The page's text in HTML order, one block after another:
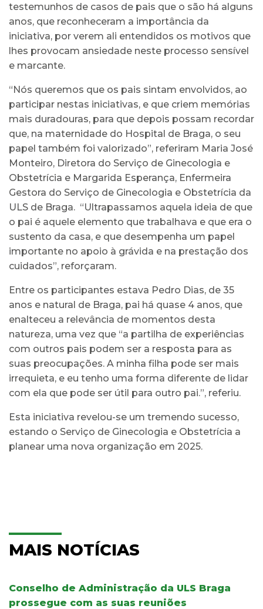
testemunhos de casos de pais que o são há alguns
anos, que reconheceram a importância da
iniciativa, por verem ali entendidos os motivos que
lhes provocam ansiedade neste processo sensível
e marcante.
“Nós queremos que os pais sintam envolvidos, ao
participar nestas iniciativas, e que criem memórias
mais duradouras, para que depois possam recordar
que, na maternidade do Hospital de Braga, o seu
papel também foi valorizado”, referiram Maria José
Monteiro, Diretora do Serviço de Ginecologia e
Obstetrícia e Margarida Esperança, Enfermeira
Gestora do Serviço de Ginecologia e Obstetrícia da
ULS de Braga. “Ultrapassamos aquela ideia de que
o pai é aquele elemento que trabalhava e que era o
sustento da casa, e que desempenha um papel
importante no apoio à grávida e na prestação dos
cuidados”, reforçaram.
Entre os participantes estava Pedro Dias, de 35
anos e natural de Braga, pai há quase 4 anos, que
enalteceu a relevância de momentos desta
natureza, uma vez que “a partilha de experiências
com outros pais podem ser a resposta para as
suas preocupações. A minha filha pode ser mais
irrequieta, e eu tenho uma forma diferente de lidar
com ela que pode ser útil para outro pai.”, referiu.
Esta iniciativa revelou-se um tremendo sucesso,
estando o Serviço de Ginecologia e Obstetrícia a
planear uma nova organização em 2025.
MAIS NOTÍCIAS
Conselho de Administração da ULS Braga
prossegue com as suas reuniões